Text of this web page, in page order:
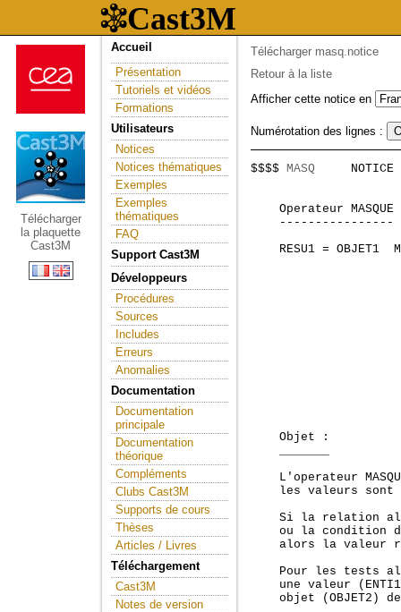
Télécharger
la plaquette
Cast3M
Accueil
Présentation
Tutoriels et vidéos
Formations
Utilisateurs
Notices
Notices thématiques
Exemples
Exemples
thématiques
FAQ
Support Cast3M
Développeurs
Procédures
Sources
Includes
Erreurs
Anomalies
Documentation
Documentation
principale
Documentation
théorique
Compléments
Clubs Cast3M
Supports de cours
Thèses
Articles / Livres
Téléchargement
Cast3M
Notes de version
Télécharger masq.notice
Retour à la liste
Afficher cette notice en
Numérotation des lignes :
$$$$ MASQ
Operateur
RESU1 = OBJET1
    Objet :
L'operateur
les valeurs sont
Si la relation
ou la condition
alors la valeur
Pour les tests
une valeur
objet (OBJET2)